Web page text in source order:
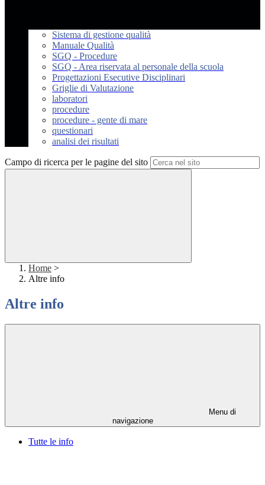
Sistema di gestione qualità
Manuale Qualità
SGQ - Procedure
SGQ - Area riservata al personale della scuola
Progettazioni Esecutive Disciplinari
Griglie di Valutazione
laboratori
procedure
procedure - gente di mare
questionari
analisi dei risultati
Campo di ricerca per le pagine del sito
Home >
Altre info
Altre info
Menu di
navigazione
Tutte le info